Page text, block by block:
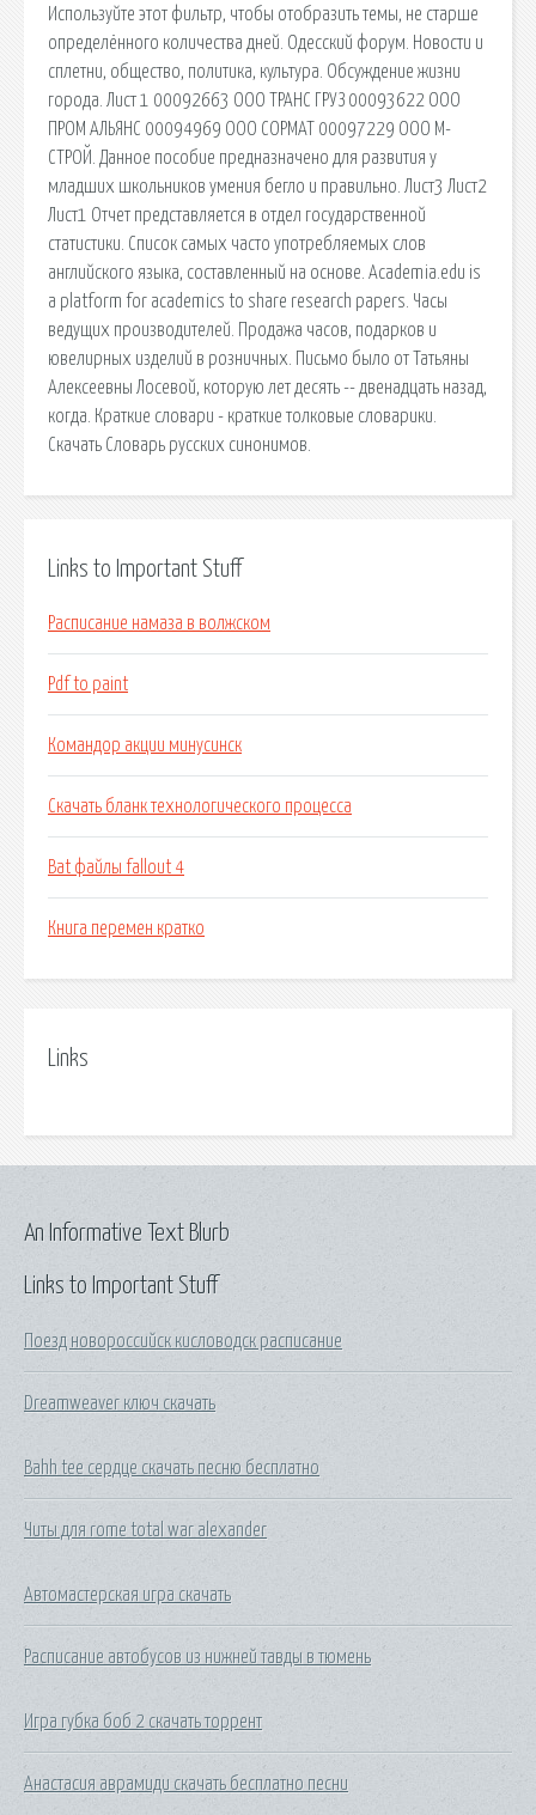
Используйте этот фильтр, чтобы отобразить темы, не старше
определённого количества дней. Одесский форум. Новости и
сплетни, общество, политика, культура. Обсуждение жизни
города. Лист 1 00092663 ООО ТРАНС ГРУЗ 00093622 ООО
ПРОМ АЛЬЯНС 00094969 ООО СОРМАТ 00097229 ООО М-
СТРОЙ. Данное пособие предназначено для развития у
младших школьников умения бегло и правильно. Лист3 Лист2
Лист1 Отчет представляется в отдел государственной
статистики. Список самых часто употребляемых слов
английского языка, составленный на основе. Academia.edu is
a platform for academics to share research papers. Часы
ведущих производителей. Продажа часов, подарков и
ювелирных изделий в розничных. Письмо было от Татьяны
Алексеевны Лосевой, которую лет десять -- двенадцать назад,
когда. Краткие словари - краткие толковые словарики.
Скачать Словарь русских синонимов.
Links to Important Stuff
Расписание намаза в волжском
Pdf to paint
Командор акции минусинск
Скачать бланк технологического процесса
Bat файлы fallout 4
Книга перемен кратко
Links
Links to Important Stuff
Поезд новороссийск кисловодск расписание
Dreamweaver ключ скачать
Bahh tee сердце скачать песню бесплатно
Читы для rome total war alexander
Автомастерская игра скачать
Расписание автобусов из нижней тавды в тюмень
Игра губка боб 2 скачать торрент
Анастасия аврамиди скачать бесплатно песни
An Informative Text Blurb